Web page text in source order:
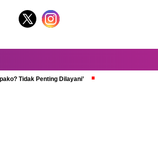
Tidak Penting Dilayani’